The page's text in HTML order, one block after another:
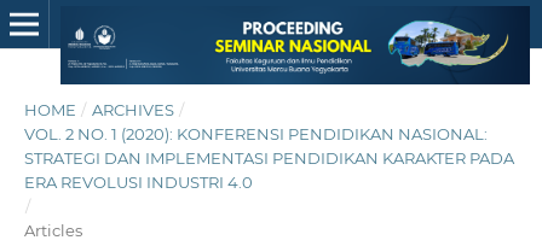
HOME / ARCHIVES /
VOL. 2 NO. 1 (2020): KONFERENSI PENDIDIKAN NASIONAL:
STRATEGI DAN IMPLEMENTASI PENDIDIKAN KARAKTER PADA
ERA REVOLUSI INDUSTRI 4.0
/
Articles